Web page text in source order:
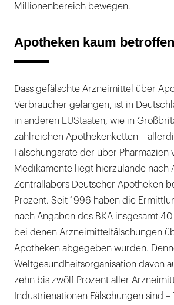
Millionenbereich bewegen.
Apotheken kaum betroffen
Dass gefälschte Arzneimittel über
Verbraucher gelangen, ist in
in anderen EUStaaten, wie in
zahlreichen Apothekenketten –
Fälschungsrate der über Pharmazien
Medikamente liegt hierzulande nach
Zentrallabors Deutscher Apotheken
Prozent. Seit 1996 haben die
nach Angaben des BKA insgesamt
bei denen Arzneimittelfälschungen
Apotheken abgegeben wurden.
Weltgesundheitsorganisation davon
zehn bis zwölf Prozent aller
Industrienationen Fälschungen sind –